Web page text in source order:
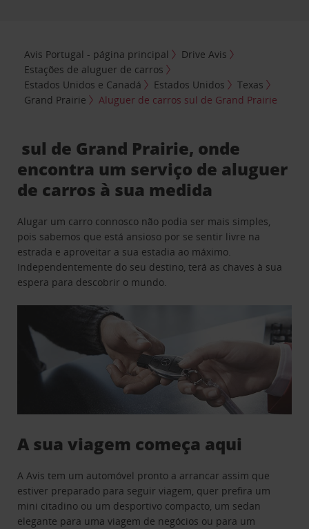
Avis Portugal - página principal
Drive Avis
Estações de aluguer de carros
Estados Unidos e Canadá
Estados Unidos
Texas
Grand Prairie
Aluguer de carros sul de Grand Prairie
sul de Grand Prairie, onde
encontra um serviço de aluguer
de carros à sua medida
Alugar um carro connosco não podia ser mais simples,
pois sabemos que está ansioso por se sentir livre na
estrada e aproveitar a sua estadia ao máximo.
Independentemente do seu destino, terá as chaves à sua
espera para descobrir o mundo.
A sua viagem começa aqui
A Avis tem um automóvel pronto a arrancar assim que
estiver preparado para seguir viagem, quer prefira um
mini citadino ou um desportivo compacto, um sedan
elegante para uma viagem de negócios ou para um